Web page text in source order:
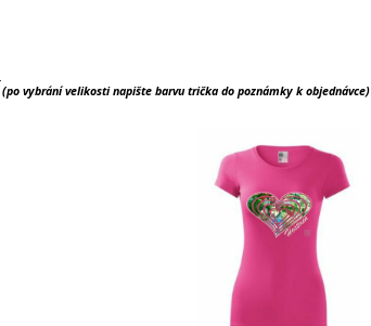
(po vybrání velikosti napište barvu trička do poznámky k objednávce)